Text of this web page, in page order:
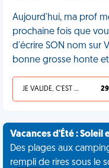
Aujourd'hui, ma prof
prochaine fois que
d'écrire SON nom sur
bonne grosse honte
JE VALIDE, C'EST UNE VDM 29
Vacances d'Été : Soleil
Des plages aux
rempli de rires sous le